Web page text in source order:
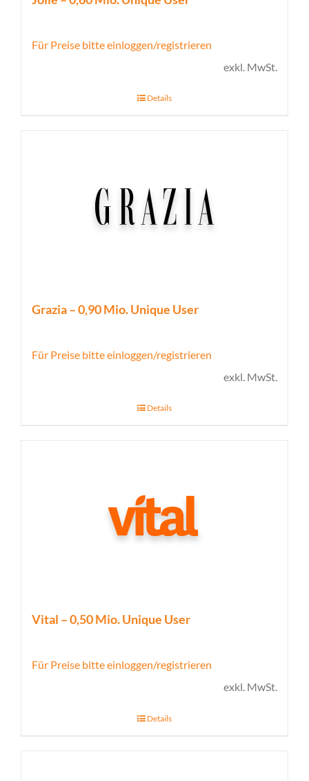
Für Preise bitte einloggen/registrieren
exkl. MwSt.
Details
Grazia – 0,90 Mio. Unique User
Für Preise bitte einloggen/registrieren
exkl. MwSt.
Details
Vital – 0,50 Mio. Unique User
Für Preise bitte einloggen/registrieren
exkl. MwSt.
Details